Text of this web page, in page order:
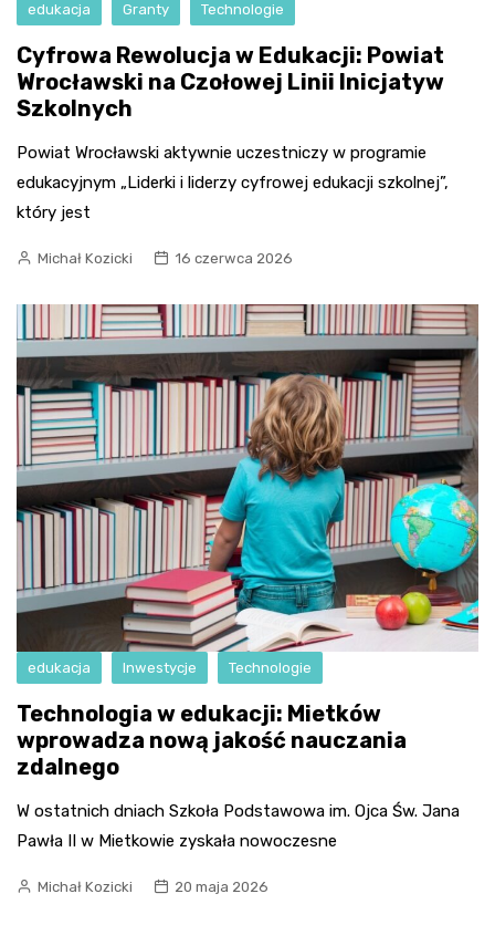
edukacja Granty Technologie
Cyfrowa Rewolucja w Edukacji: Powiat
Wrocławski na Czołowej Linii Inicjatyw
Szkolnych
Powiat Wrocławski aktywnie uczestniczy w programie
edukacyjnym „Liderki i liderzy cyfrowej edukacji szkolnej”,
który jest
Michał Kozicki 16 czerwca 2026
edukacja Inwestycje Technologie
Technologia w edukacji: Mietków
wprowadza nową jakość nauczania
zdalnego
W ostatnich dniach Szkoła Podstawowa im. Ojca Św. Jana
Pawła II w Mietkowie zyskała nowoczesne
Michał Kozicki 20 maja 2026